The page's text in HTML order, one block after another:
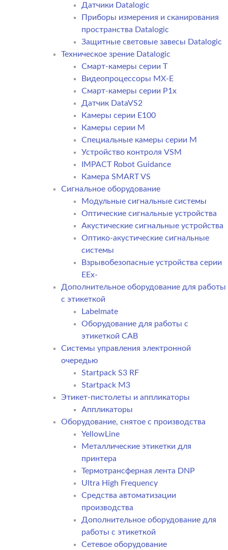
Датчики Datalogic
Приборы измерения и сканирования
пространства Datalogic
Защитные световые завесы Datalogic
Техническое зрение Datalogic
Смарт-камеры серии T
Видеопроцессоры MX-E
Смарт-камеры серии P1x
Датчик DataVS2
Камеры серии E100
Камеры серии M
Специальные камеры серии M
Устройство контроля VSM
IMPACT Robot Guidance
Камера SMART VS
Cигнальное оборудование
Модульные сигнальные системы
Оптические сигнальные устройства
Акустические сигнальные устройства
Оптико-акустические сигнальные
системы
Взрывобезопасные устройства серии
EEx-
Дополнительное оборудование для работы
с этикеткой
Labelmate
Оборудование для работы с
этикеткой CAB
Системы управления электронной
очередью
Startpack S3 RF
Startpack M3
Этикет-пистолеты и аппликаторы
Аппликаторы
Оборудование, снятое с производства
YellowLine
Металлические этикетки для
принтера
Термотрансферная лента DNP
Ultra High Frequency
Средства автоматизации
производства
Дополнительное оборудование для
работы с этикеткой
Сетевое оборудование